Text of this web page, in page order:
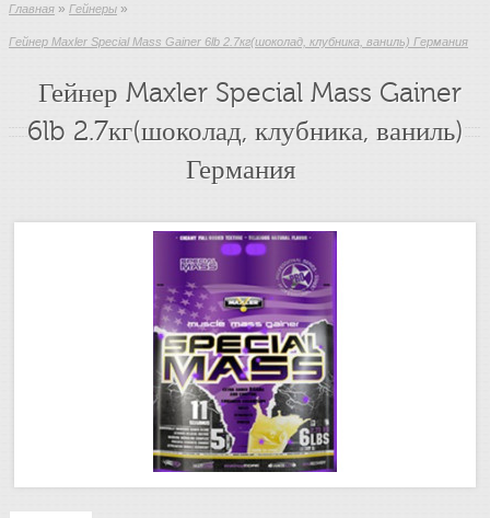
Главная » Гейнеры »
Гейнер Maxler Special Mass Gainer 6lb 2.7кг(шоколад, клубника, ваниль) Германия
Гейнер Maxler Special Mass Gainer
6lb 2.7кг(шоколад, клубника, ваниль)
Германия